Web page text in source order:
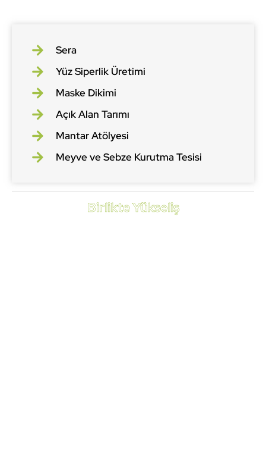
Sera
Yüz Siperlik Üretimi
Maske Dikimi
Açık Alan Tarımı
Mantar Atölyesi
Meyve ve Sebze Kurutma Tesisi
Birlikte Yükseliş